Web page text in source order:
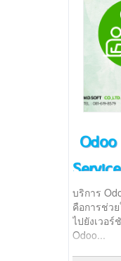
Service
บริการ
คือการช่ว
ไปยังเวอ
Odoo...